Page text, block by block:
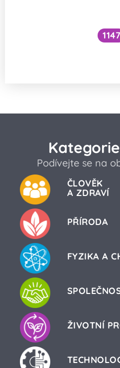
1147
Podívejte se na
ČLOVĚK
A ZDRAVÍ
PŘÍRODA
FYZIKA A
ŽIVOTNÍ